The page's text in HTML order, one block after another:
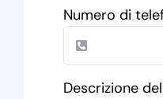
Numero di
Descrizione